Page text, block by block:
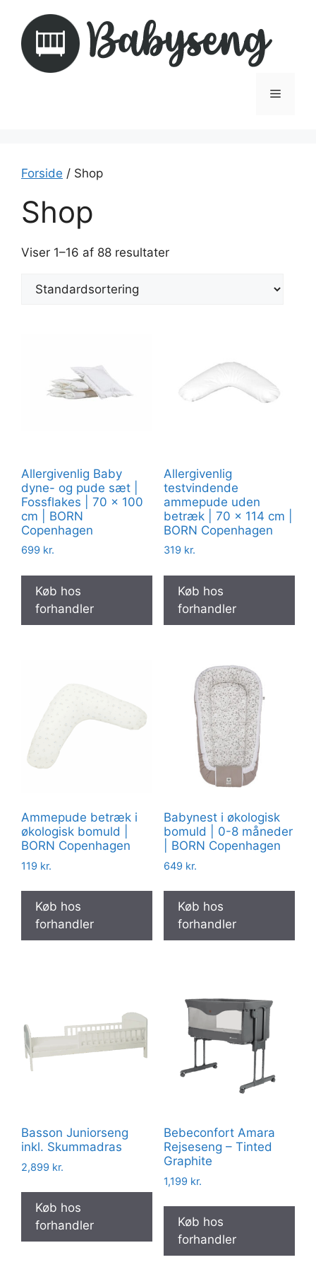
indhold
Menu
Forside / Shop
Shop
Viser 1–16 af 88 resultater
Allergivenlig Baby
dyne- og pude sæt |
Fossflakes | 70 x 100
cm | BORN
Copenhagen
699 kr.
Køb hos
forhandler
Allergivenlig
testvindende
ammepude uden
betræk | 70 x 114 cm |
BORN Copenhagen
319 kr.
Køb hos
forhandler
Ammepude betræk i
økologisk bomuld |
BORN Copenhagen
119 kr.
Køb hos
forhandler
Babynest i økologisk
bomuld | 0-8 måneder
| BORN Copenhagen
649 kr.
Køb hos
forhandler
Basson Juniorseng
inkl. Skummadras
2,899 kr.
Køb hos
forhandler
Bebeconfort Amara
Rejseseng – Tinted
Graphite
1,199 kr.
Køb hos
forhandler